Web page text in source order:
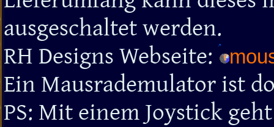
ausgeschaltet werden.
RH Designs Webseite:
Ein Mausrademulator ist
PS: Mit einem Joystick